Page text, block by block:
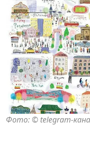
Фото: © telegram-